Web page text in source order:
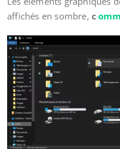
affichés en sombre, c